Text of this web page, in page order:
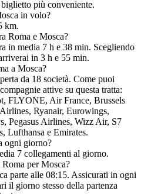
più conveniente.
in volo?
km.
Roma e Mosca?
in media 7 h e 38 min. Scegliendo
in 3 h e 55 min.
a Mosca?
da 18 società. Come puoi
attive su questa tratta:
FLYONE, Air France, Brussels
Ryanair, Eurowings,
Pegasus Airlines, Wizz Air, S7
Lufthansa e Emirates.
ogni giorno?
7 collegamenti al giorno.
per Mosca?
parte alle 08:15. Assicurati in ogni
il giorno stesso della partenza